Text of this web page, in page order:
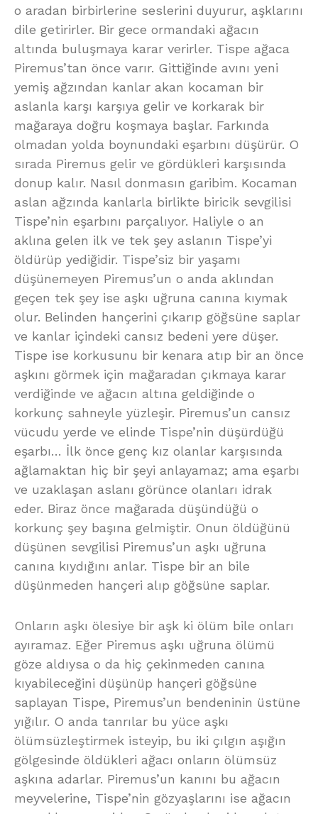
o aradan birbirlerine seslerini duyurur, aşklarını
dile getirirler. Bir gece ormandaki ağacın
altında buluşmaya karar verirler. Tispe ağaca
Piremus’tan önce varır. Gittiğinde avını yeni
yemiş ağzından kanlar akan kocaman bir
aslanla karşı karşıya gelir ve korkarak bir
mağaraya doğru koşmaya başlar. Farkında
olmadan yolda boynundaki eşarbını düşürür. O
sırada Piremus gelir ve gördükleri karşısında
donup kalır. Nasıl donmasın garibim. Kocaman
aslan ağzında kanlarla birlikte biricik sevgilisi
Tispe’nin eşarbını parçalıyor. Haliyle o an
aklına gelen ilk ve tek şey aslanın Tispe’yi
öldürüp yediğidir. Tispe’siz bir yaşamı
düşünemeyen Piremus’un o anda aklından
geçen tek şey ise aşkı uğruna canına kıymak
olur. Belinden hançerini çıkarıp göğsüne saplar
ve kanlar içindeki cansız bedeni yere düşer.
Tispe ise korkusunu bir kenara atıp bir an önce
aşkını görmek için mağaradan çıkmaya karar
verdiğinde ve ağacın altına geldiğinde o
korkunç sahneyle yüzleşir. Piremus’un cansız
vücudu yerde ve elinde Tispe’nin düşürdüğü
eşarbı… İlk önce genç kız olanlar karşısında
ağlamaktan hiç bir şeyi anlayamaz; ama eşarbı
ve uzaklaşan aslanı görünce olanları idrak
eder. Biraz önce mağarada düşündüğü o
korkunç şey başına gelmiştir. Onun öldüğünü
düşünen sevgilisi Piremus’un aşkı uğruna
canına kıydığını anlar. Tispe bir an bile
düşünmeden hançeri alıp göğsüne saplar.
Onların aşkı ölesiye bir aşk ki ölüm bile onları
ayıramaz. Eğer Piremus aşkı uğruna ölümü
göze aldıysa o da hiç çekinmeden canına
kıyabileceğini düşünüp hançeri göğsüne
saplayan Tispe, Piremus’un bendeninin üstüne
yığılır. O anda tanrılar bu yüce aşkı
ölümsüzleştirmek isteyip, bu iki çılgın aşığın
gölgesinde öldükleri ağacı onların ölümsüz
aşkına adarlar. Piremus’un kanını bu ağacın
meyvelerine, Tispe’nin gözyaşlarını ise ağacın